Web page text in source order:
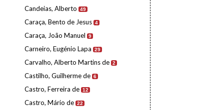
Candeias, Alberto 49
Caraça, Bento de Jesus 4
Caraça, João Manuel 9
Carneiro, Eugénio Lapa 29
Carvalho, Alberto Martins de 2
Castilho, Guilherme de 6
Castro, Ferreira de 12
Castro, Mário de 22